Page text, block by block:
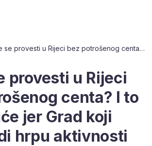
Želite se provesti u Rijeci bez potrošenog centa? I to je moguće jer Grad koji teče nudi hrpu aktivnosti
provesti u Rijeci
centa? I to
jer Grad koji
hrpu aktivnosti